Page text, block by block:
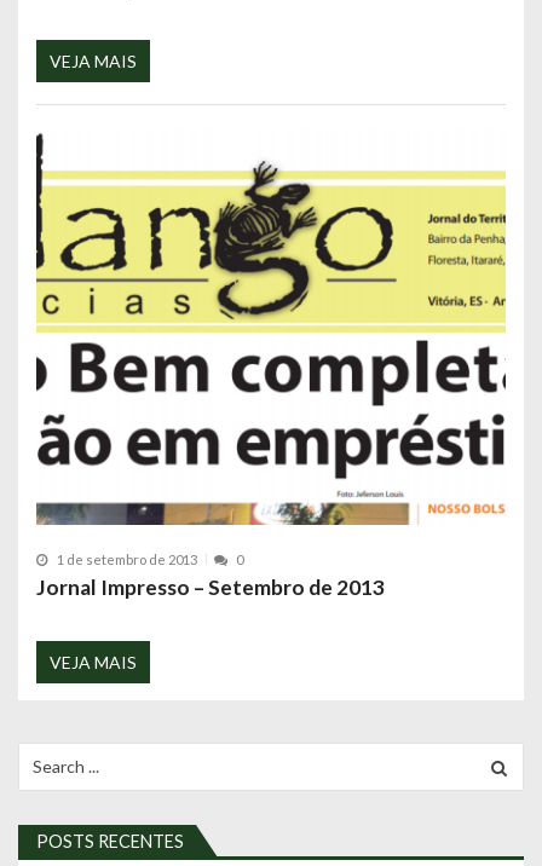
VEJA MAIS
1 de setembro de 2013 0
Jornal Impresso – Setembro de 2013
VEJA MAIS
for:
POSTS RECENTES